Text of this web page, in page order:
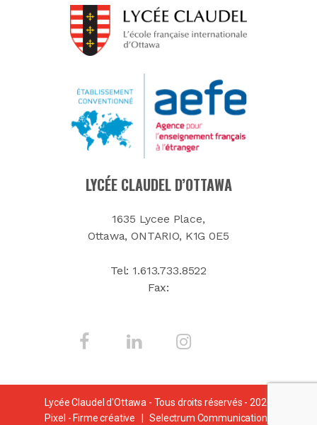
LYCÉE CLAUDEL D’OTTAWA
1635 Lycee Place,
Ottawa, ONTARIO, K1G 0E5
Tel: 1.613.733.8522
Fax:
Lycée Claudel d'Ottawa - Tous droits réservés - 2026
Pixel - Firme créative |Selectrum Communications